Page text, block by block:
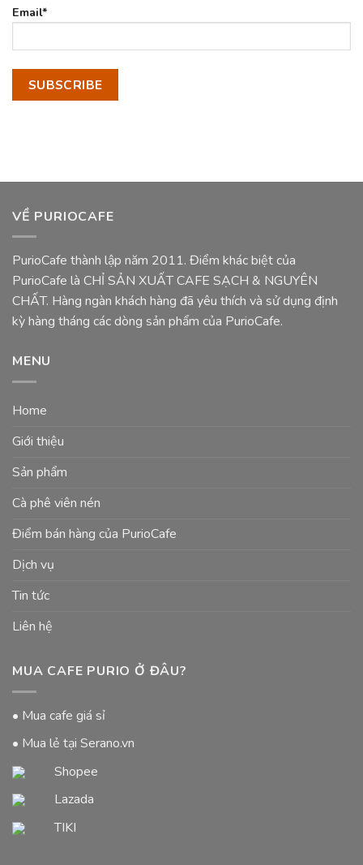
Email*
VỀ PURIOCAFE
PurioCafe thành lập năm 2011. Điểm khác biệt của
PurioCafe là CHỈ SẢN XUẤT CAFE SẠCH & NGUYÊN
CHẤT. Hàng ngàn khách hàng đã yêu thích và sử dụng định
kỳ hàng tháng các dòng sản phẩm của PurioCafe.
MENU
Home
Giới thiệu
Sản phẩm
Cà phê viên nén
Điểm bán hàng của PurioCafe
Dịch vụ
Tin tức
Liên hệ
MUA CAFE PURIO Ở ĐÂU?
• Mua cafe giá sỉ
• Mua lẻ tại Serano.vn
Shopee
Lazada
TIKI